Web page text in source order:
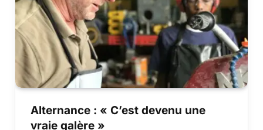
Alternance : « C’est devenu une
vraie galère »